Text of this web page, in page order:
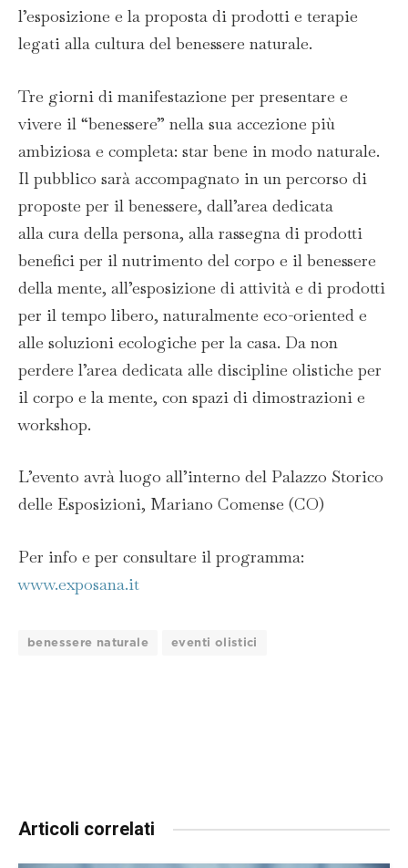
l’esposizione e la proposta di prodotti e terapie
legati alla cultura del benessere naturale.
Tre giorni di manifestazione per presentare e
vivere il “benessere” nella sua accezione più
ambiziosa e completa: star bene in modo naturale.
Il pubblico sarà accompagnato in un percorso di
proposte per il benessere, dall’area dedicata
alla cura della persona, alla rassegna di prodotti
benefici per il nutrimento del corpo e il benessere
della mente, all’esposizione di attività e di prodotti
per il tempo libero, naturalmente eco-oriented e
alle soluzioni ecologiche per la casa. Da non
perdere l’area dedicata alle discipline olistiche per
il corpo e la mente, con spazi di dimostrazioni e
workshop.
L’evento avrà luogo all’interno del Palazzo Storico
delle Esposizioni, Mariano Comense (CO)
Per info e per consultare il programma:
www.exposana.it
benessere naturale eventi olistici
Articoli correlati